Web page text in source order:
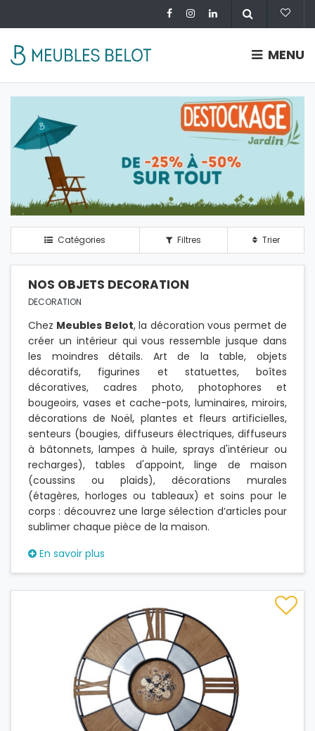
MENU
Catégories Filtres Trier
NOS OBJETS DECORATION
DECORATION
Chez Meubles Belot, la décoration vous permet de
créer un intérieur qui vous ressemble jusque dans
les moindres détails. Art de la table, objets
décoratifs, figurines et statuettes, boîtes
décoratives, cadres photo, photophores et
bougeoirs, vases et cache-pots, luminaires, miroirs,
décorations de Noël, plantes et fleurs artificielles,
senteurs (bougies, diffuseurs électriques, diffuseurs
à bâtonnets, lampes à huile, sprays d'intérieur ou
recharges), tables d'appoint, linge de maison
(coussins ou plaids), décorations murales
(étagères, horloges ou tableaux) et soins pour le
corps : découvrez une large sélection d’articles pour
sublimer chaque pièce de la maison.
En savoir plus